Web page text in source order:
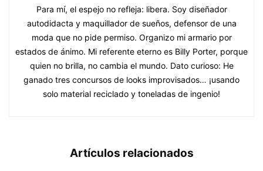
Para mí, el espejo no refleja: libera. Soy diseñador
autodidacta y maquillador de sueños, defensor de una
moda que no pide permiso. Organizo mi armario por
estados de ánimo. Mi referente eterno es Billy Porter, porque
quien no brilla, no cambia el mundo. Dato curioso: He
ganado tres concursos de looks improvisados… ¡usando
solo material reciclado y toneladas de ingenio!
Artículos relacionados